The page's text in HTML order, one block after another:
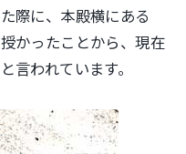
際に、本殿横にある
かったことから、現在
言われています。